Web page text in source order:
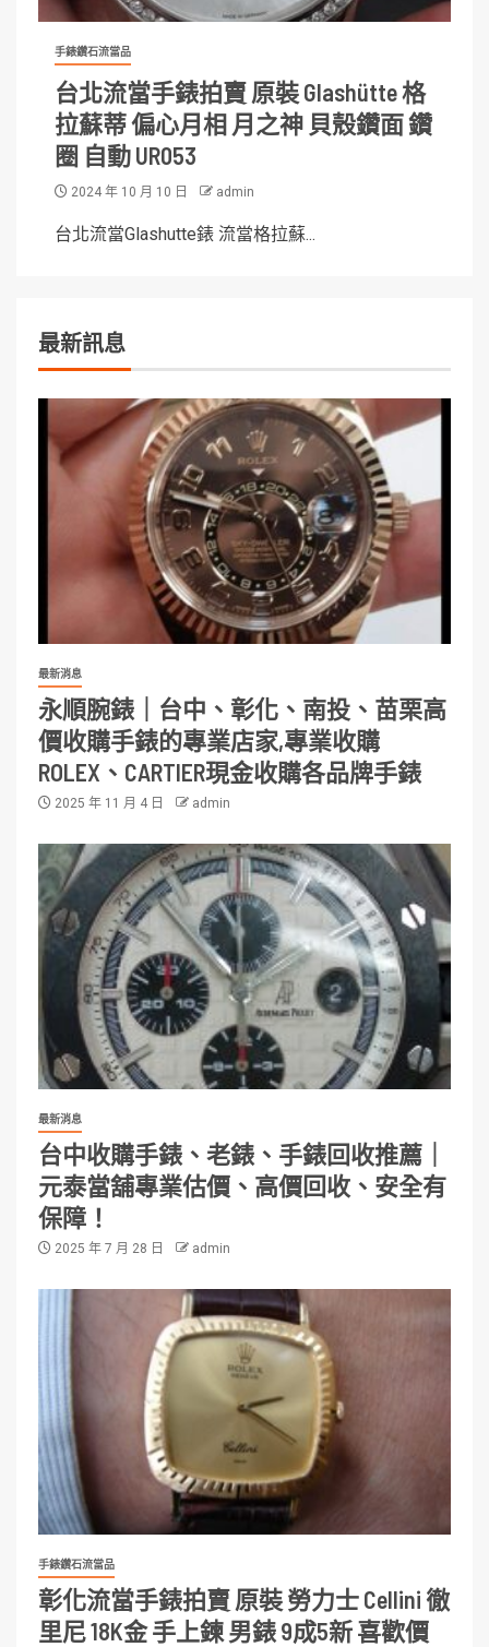
手錶鑽石流當品
台北流當手錶拍賣 原裝 Glashütte 格
拉蘇蒂 偏心月相 月之神 貝殼鑽面 鑽
圈 自動 UR053
2024 年 10 月 10 日 admin
台北流當Glashutte錶 流當格拉蘇...
最新訊息
最新消息
永順腕錶｜台中、彰化、南投、苗栗高
價收購手錶的專業店家,專業收購
ROLEX、CARTIER現金收購各品牌手錶
2025 年 11 月 4 日 admin
最新消息
台中收購手錶、老錶、手錶回收推薦｜
元泰當舖專業估價、高價回收、安全有
保障！
2025 年 7 月 28 日 admin
手錶鑽石流當品
彰化流當手錶拍賣 原裝 勞力士 Cellini 徹
里尼 18K金 手上鍊 男錶 9成5新 喜歡價